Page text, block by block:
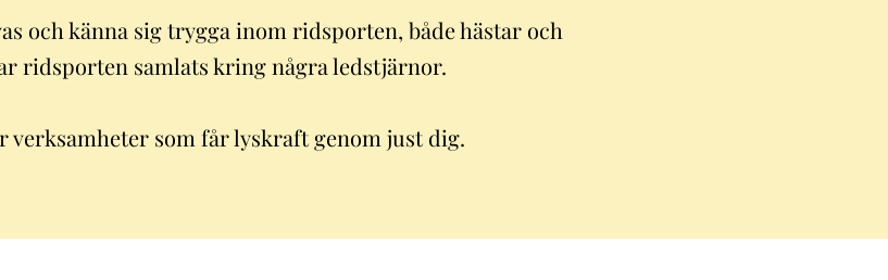
och känna sig trygga inom ridsporten, både hästar och
ridsporten samlats kring några ledstjärnor.
verksamheter som får lyskraft genom just dig.